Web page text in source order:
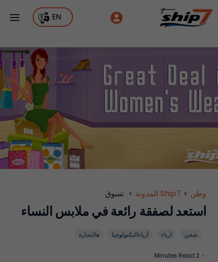
EN
وطن > Ship7 المدونة > تسوق
استعد لصفقة رائعة في ملابس النساء
شحن ازياء أزياءالتكنولوجيا هالتجارة
·
2 Minutes Read